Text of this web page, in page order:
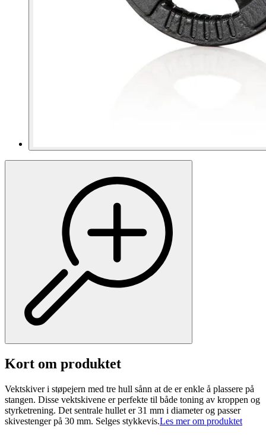
Kort om produktet
Vektskiver i støpejern med tre hull sånn at de er enkle å plassere på
stangen. Disse vektskivene er perfekte til både toning av kroppen og
styrketrening. Det sentrale hullet er 31 mm i diameter og passer
skivestenger på 30 mm. Selges stykkevis.Les mer om produktet